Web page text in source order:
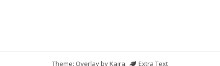
Theme: Overlay byKaira. Extra Text